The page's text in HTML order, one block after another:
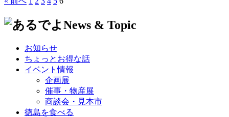
お知らせ
ちょっとお得な話
イベント情報
企画展
催事・物産展
商談会・見本市
徳島を食べる